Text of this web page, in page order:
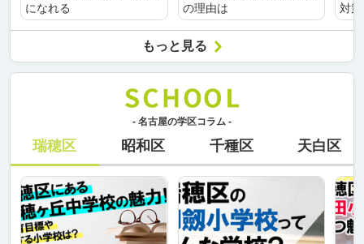
になれる
の理由は
対
もっと見る
- 名古屋の学区コラム -
瑞穂区 昭和区 千種区 天白区